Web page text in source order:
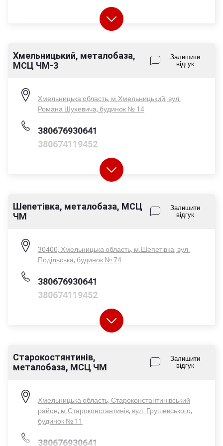
Пн-Пт - 08:00-17:00
Сб - 08:00-14:00
Хмельницький, металобаза,
МСЦ ЧМ-3
Залишити
відгук
Хмельницька область, м.Хмельницький, вул.
Романа Шухевича, будинок № 14
380676930641
380674119452
Пн-Пт - 08:00-17:00
Шепетівка, металобаза, МСЦ
ЧМ
Залишити
відгук
30400, Хмельницька область, м.Шепетівка, вул.
Подільська, будинок № 74
380676930641
380674119452
Пн-Пт - 08:00-17:00
Сб - 08:00-14:00
Старокостянтинів,
металобаза, МСЦ ЧМ
Залишити
відгук
Хмельницька область, Староконстантинівський
район, м.Староконстантинів, вул. Грушевського,
будинок № 11
380676930641